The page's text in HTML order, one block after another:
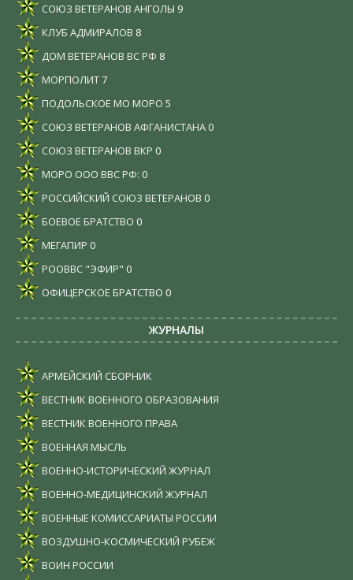
СОЮЗ ВЕТЕРАНОВ АНГОЛЫ 9
КЛУБ АДМИРАЛОВ 8
ДОМ ВЕТЕРАНОВ ВС РФ 8
МОРПОЛИТ7
ПОДОЛЬСКОЕ МО МОРО 5
СОЮЗ ВЕТЕРАНОВ АФГАНИСТАНА 0
СОЮЗ ВЕТЕРАНОВ ВКР 0
МОРО ООО ВВС РФ: 0
РОССИЙСКИЙ СОЮЗ ВЕТЕРАНОВ 0
БОЕВОЕ БРАТСТВО 0
МЕГАПИР 0
РООВВС "ЭФИР" 0
ОФИЦЕРСКОЕ БРАТСТВО 0
ЖУРНАЛЫ
АРМЕЙСКИЙ СБОРНИК
ВЕСТНИК ВОЕННОГО ОБРАЗОВАНИЯ
ВЕСТНИК ВОЕННОГО ПРАВА
ВОЕННАЯ МЫСЛЬ
ВОЕННО-ИСТОРИЧЕСКИЙ ЖУРНАЛ
ВОЕННО-МЕДИЦИНСКИЙ ЖУРНАЛ
ВОЕННЫЕ КОМИССАРИАТЫ РОССИИ
ВОЗДУШНО-КОСМИЧЕСКИЙ РУБЕЖ
ВОИН РОССИИ